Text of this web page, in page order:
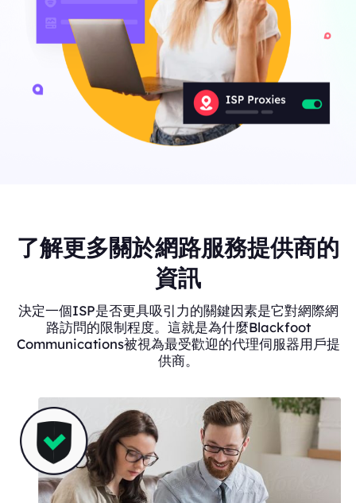
了解更多關於網路服務提供商的
資訊
決定一個ISP是否更具吸引力的關鍵因素是它對網際網
路訪問的限制程度。這就是為什麼Blackfoot
Communications被視為最受歡迎的代理伺服器用戶提
供商。